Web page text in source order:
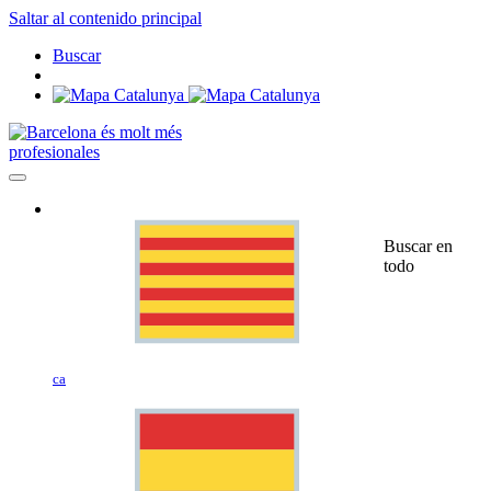
Saltar al contenido principal
Buscar
profesionales
ca
Buscar en
todo